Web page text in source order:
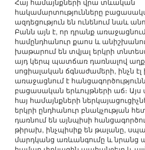
Հայ համայնքների վրա տևական
հակամարտությունները
ազդեցություն են ունենում նաև
Բանն այն է, որ դրանք
համընդհանուր քաոս և
խաթարում են տվյալ երկրի
այդ կերպ պատճառ դառնալով
սոցիալական ճգնաժամերի, ինչն էլ
առաջացնում է
բացասական երևույթների աճ։
հայ համայնքների
երկրի ընդհանուր բնակչության
դառնում են այնպիսի
թիրախ, ինչպիսիք են թալանը,
մարդկանց առևանգումը և նրանց